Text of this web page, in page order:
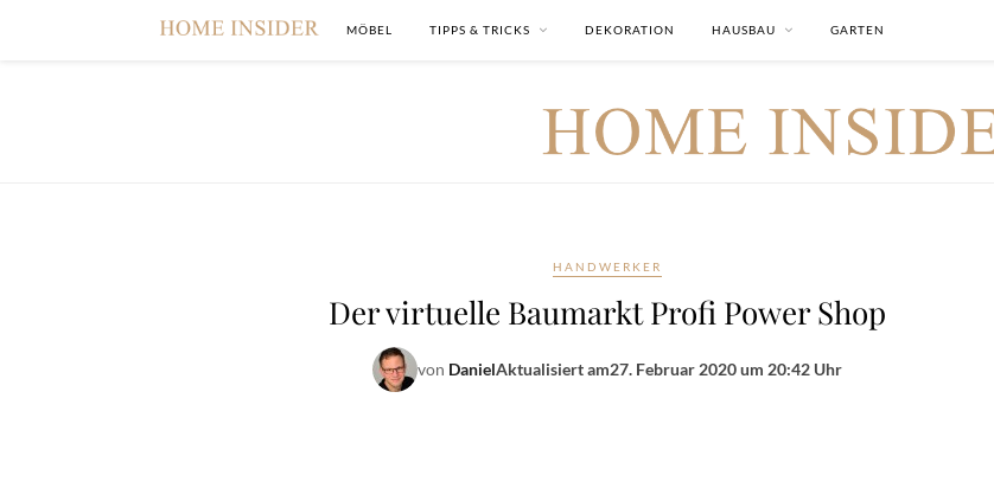
MÖBEL TIPPS & TRICKS DEKORATION HAUSBAU GARTEN
HANDWERKER
Der virtuelle Baumarkt Profi Power Shop
von DanielAktualisiert am27. Februar 2020 um 20:42 Uhr